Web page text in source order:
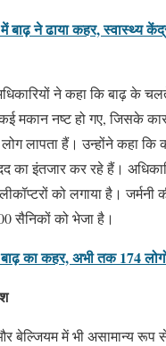
बाढ़ ने ढाया कहर, स्वास्थ्य
ने कहा कि बाढ़ के
कई मकान नष्ट हो गए, जिसके
लापता हैं। उन्होंने कहा कि
इंतजार कर रहे हैं।
को लगाया है। जर्मनी
सैनिकों को भेजा है।
बाढ़ का कहर, अभी तक 174
बेल्जियम में भी असामान्य रूप से